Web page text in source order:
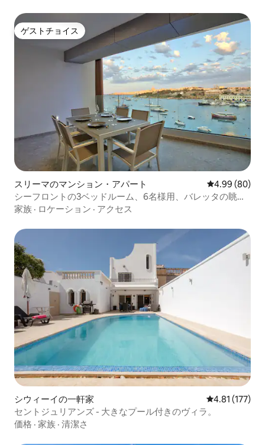
ゲストチョイス
ゲストチョイス
スリーマのマンション・アパート レビュー80件
4.99 (80)
シーフロントの3ベッドルーム、6名様用、バレッタの眺望
A2
家族 · ロケーション · アクセス
シウィーイの一軒家 レビュー177
4.81 (177)
セントジュリアンズ - 大きなプール付きのヴィラ。
価格 · 家族 · 清潔さ